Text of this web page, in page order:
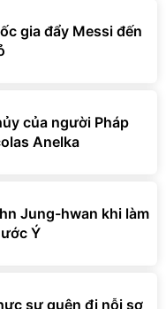
gia đẩy Messi đến
của người Pháp
Anelka
Jung-hwan khi làm
Ý
sự quên đi nỗi sợ